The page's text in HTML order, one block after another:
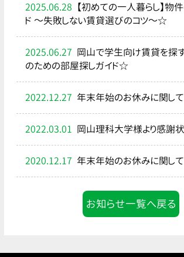
2025.06.28 【初めての一人暮らし】物
ド ～失敗しない賃貸選びのコツ～☆
2025.06.27 岡山で学生向け賃貸を探
のための部屋探しガイド☆
2022.12.27 年末年始のお休みに関して
2022.03.01 岡山理科大学様より感謝
2020.12.17 年末年始のお休みに関して
お知らせ一覧へ戻る